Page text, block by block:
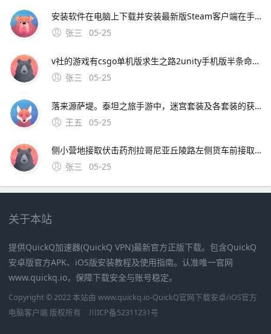
安装软件在电脑上下载并安装最新版Steam客户端在手机上通过App StoreiOS或应用商店Android下载SteamLink应用添加游戏打开电脑。7、手机玩魔兽世界主要通过Steam Link实现串流游玩具体步骤如下
张三
05-25
v社的游戏有csgo单机版求生之路2unity手机版半条命2安卓高通版V社自走棋CS系列1csgo单机版是一款csgo玩家自己开发的一款仿csgo射击手感的手游，在csgom手机版中玩家可以在手机上完美的体验到媲美csgo端游的射击体验，游戏使用了全新的虚幻4游戏引擎打造为玩家带来最棒
张三
05-25
落来源萨堤。泰坦之旅手游中，迷宫套装及各套装的获取地点和怪物如下 迷宫套装 除了特定的绿装外，其余迷宫套装多为世界掉落，没有固定地点和怪物特定存档装下所有套装不现实，但可通过游侠下载TQValt装备大包，里面几乎包含泰坦的所有套装散件和神器 各套装获取地点及怪物。泰
王五
05-25
侧小营地接取伏击药剂拉哥尼亚丘陵路左侧货车前接取，杀堵路怪物完成丢失的嫁妆拉哥尼亚丘陵路右侧小石堆前接。1首先来到斯巴达军营，有个年轻战士说丢了一个老卒，答应出重金寻找，地图位置如下2根据地图位置找到如下场景，年轻战士就在军营前边
张三
05-25
关于本站
提供QuickQ加速器(QuickQ VPN)最新官方正版下载。包含QuickQ
安卓版官方APK、iOS版安装教程及使用指南。认准唯一官网
www.quickq.io，保障下载安全与账号稳定。
Copyright © 2022 本站由 www.quickq.io-QuickQ官网下载安卓/iOS官方
电脑客户端 版权所有
川ICP备52311231号